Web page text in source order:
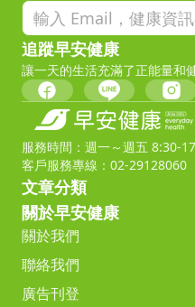
追蹤早安健康
讓一天的生活充滿了正能量和
服務時間：週一～週五 8:30-
客戶服務專線：02-29128060
文章分類
關於早安健康
關於我們
聯絡我們
廣告刊登